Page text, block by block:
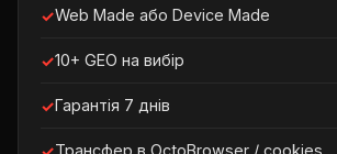
Web Made або Device Made
10+ GEO на вибір
Гарантія 7 днів
Трансфер в OctoBrowser / cookies